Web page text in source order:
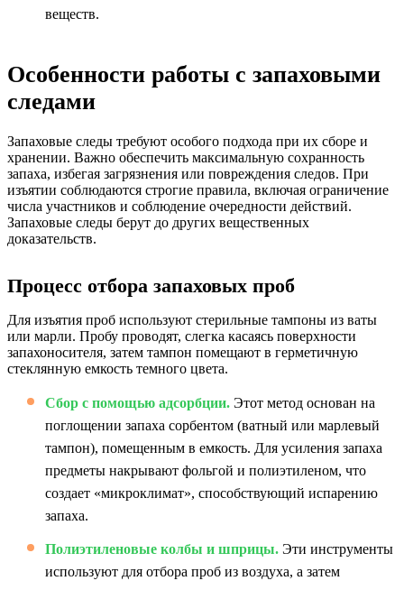
веществ.
Особенности работы с запаховыми
следами
Запаховые следы требуют особого подхода при их сборе и
хранении. Важно обеспечить максимальную сохранность
запаха, избегая загрязнения или повреждения следов. При
изъятии соблюдаются строгие правила, включая ограничение
числа участников и соблюдение очередности действий.
Запаховые следы берут до других вещественных
доказательств.
Процесс отбора запаховых проб
Для изъятия проб используют стерильные тампоны из ваты
или марли. Пробу проводят, слегка касаясь поверхности
запахоносителя, затем тампон помещают в герметичную
стеклянную емкость темного цвета.
Сбор с помощью адсорбции. Этот метод основан на
поглощении запаха сорбентом (ватный или марлевый
тампон), помещенным в емкость. Для усиления запаха
предметы накрывают фольгой и полиэтиленом, что
создает «микроклимат», способствующий испарению
запаха.
Полиэтиленовые колбы и шприцы. Эти инструменты
используют для отбора проб из воздуха, а затем